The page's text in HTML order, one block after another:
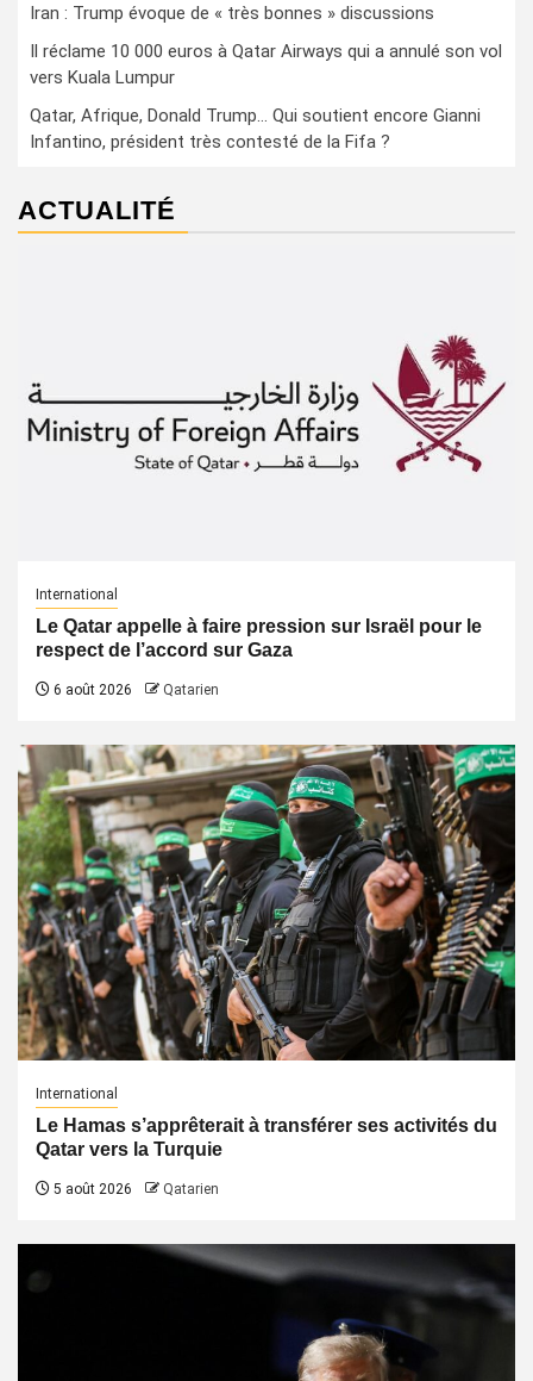
Iran : Trump évoque de « très bonnes » discussions
Il réclame 10 000 euros à Qatar Airways qui a annulé son vol
vers Kuala Lumpur
Qatar, Afrique, Donald Trump… Qui soutient encore Gianni
Infantino, président très contesté de la Fifa ?
ACTUALITÉ
International
Le Qatar appelle à faire pression sur Israël pour le
respect de l’accord sur Gaza
6 août 2026 Qatarien
International
Le Hamas s’apprêterait à transférer ses activités du
Qatar vers la Turquie
5 août 2026 Qatarien